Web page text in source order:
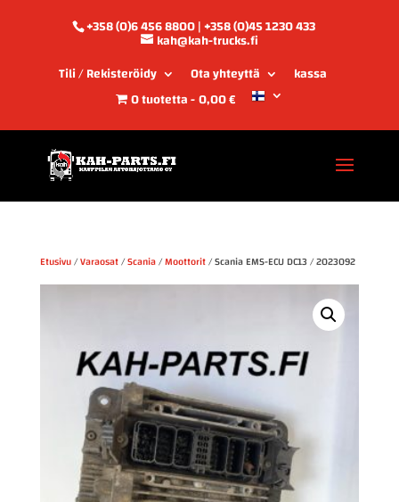
+358 (0)6 456 8800 | +358 (0)45 1230 433
kah@kah-trucks.fi
Tili / Rekisteröidy
Ota yhteyttä
kassa
0 tuotetta 0,00 €
Etusivu/Varaosat/Scania/Moottorit/ Scania EMS-ECU DC13 / 2023092